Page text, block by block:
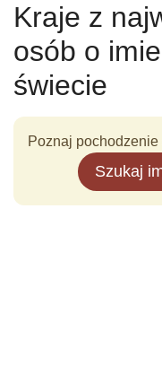
Kraje z
osób o
świecie
Poznaj
Szukaj